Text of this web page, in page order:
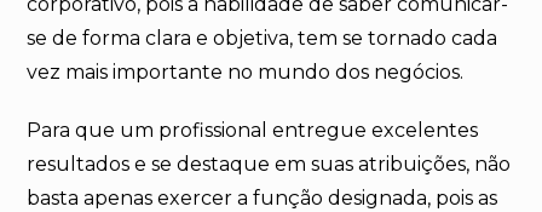
se de forma clara e objetiva, tem se tornado cada
vez mais importante no mundo dos negócios.
Para que um profissional entregue excelentes
resultados e se destaque em suas atribuições, não
basta apenas exercer a função designada, pois as